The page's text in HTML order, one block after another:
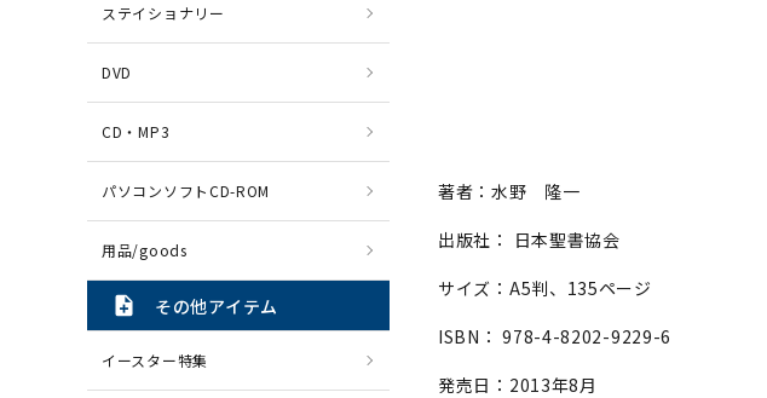
著者：水野 隆一
出版社： 日本聖書協会
サイズ：A5判、135ページ
ISBN： 978-4-8202-9229-6
発売日：2013年8月
ステイショナリー
DVD
CD・MP3
パソコンソフトCD-ROM
用品/goods
note_add その他アイテム
イースター特集